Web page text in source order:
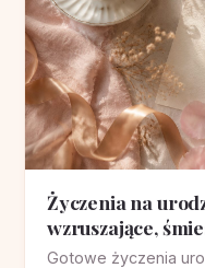
Życzenia na
wzruszające,
Gotowe życzenia